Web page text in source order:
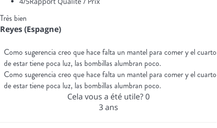
Très bien
Reyes (Espagne)
Como sugerencia creo que hace falta un mantel para comer y el cuarto
de estar tiene poca luz, las bombillas alumbran poco.
Como sugerencia creo que hace falta un mantel para comer y el cuarto
de estar tiene poca luz, las bombillas alumbran poco.
Cela vous a été utile?0
3 ans